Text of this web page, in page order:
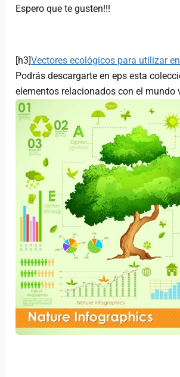
Espero que te gusten!!!
[h3]Vectores ecológicos para utilizar
Podrás descargarte en eps esta
elementos relacionados con el mundo